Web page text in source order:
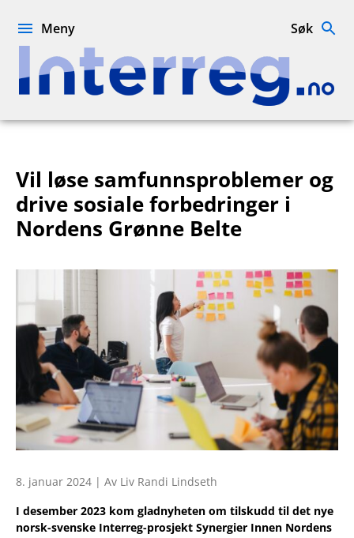
Interreg.no
Meny Søk
Vil løse samfunnsproblemer og
drive sosiale forbedringer i
Nordens Grønne Belte
8. januar 2024 | Av Liv Randi Lindseth
I desember 2023 kom gladnyheten om tilskudd til det nye
norsk-svenske Interreg-prosjekt Synergier Innen Nordens